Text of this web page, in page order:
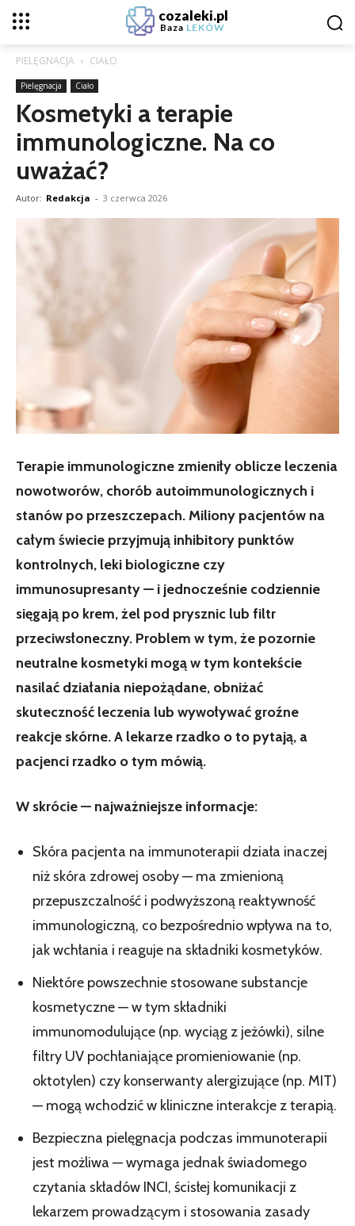
cozaleki.pl
Baza LEKÓW
PIELĘGNACJA CIAŁO
Pielęgnacja Ciało
Kosmetyki a terapie
immunologiczne. Na co
uważać?
Autor: Redakcja - 3 czerwca 2026
Terapie immunologiczne zmieniły oblicze leczenia
nowotworów, chorób autoimmunologicznych i
stanów po przeszczepach. Miliony pacjentów na
całym świecie przyjmują inhibitory punktów
kontrolnych, leki biologiczne czy
immunosupresanty — i jednocześnie codziennie
sięgają po krem, żel pod prysznic lub filtr
przeciwsłoneczny. Problem w tym, że pozornie
neutralne kosmetyki mogą w tym kontekście
nasilać działania niepożądane, obniżać
skuteczność leczenia lub wywoływać groźne
reakcje skórne. A lekarze rzadko o to pytają, a
pacjenci rzadko o tym mówią.
W skrócie — najważniejsze informacje:
Skóra pacjenta na immunoterapii działa inaczej
niż skóra zdrowej osoby — ma zmienioną
przepuszczalność i podwyższoną reaktywność
immunologiczną, co bezpośrednio wpływa na to,
jak wchłania i reaguje na składniki kosmetyków.
Niektóre powszechnie stosowane substancje
kosmetyczne — w tym składniki
immunomodulujące (np. wyciąg z jeżówki), silne
filtry UV pochłaniające promieniowanie (np.
oktotylen) czy konserwanty alergizujące (np. MIT)
— mogą wchodzić w kliniczne interakcje z terapią.
Bezpieczna pielęgnacja podczas immunoterapii
jest możliwa — wymaga jednak świadomego
czytania składów INCI, ścisłej komunikacji z
lekarzem prowadzącym i stosowania zasady